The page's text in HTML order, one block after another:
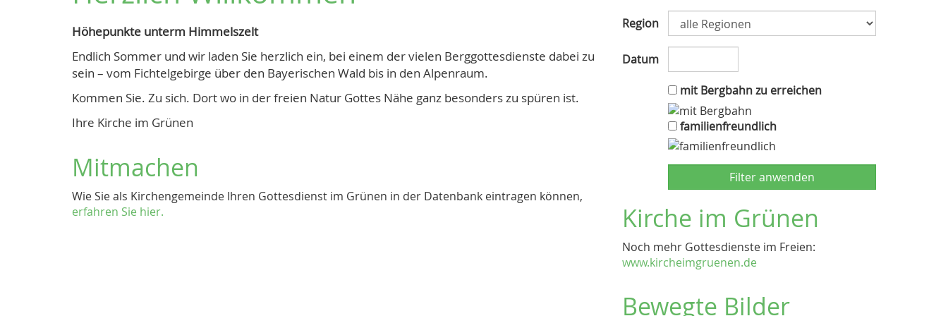
Höhepunkte unterm Himmelszelt
Endlich Sommer und wir laden Sie herzlich ein, bei einem der vielen Berggottesdienste dabei zu
sein – vom Fichtelgebirge über den Bayerischen Wald bis in den Alpenraum.
Kommen Sie. Zu sich. Dort wo in der freien Natur Gottes Nähe ganz besonders zu spüren ist.
Ihre Kirche im Grünen
Mitmachen
Wie Sie als Kirchengemeinde Ihren Gottesdienst im Grünen in der Datenbank eintragen können,
erfahren Sie hier.
Region
Datum
mit Bergbahn zu erreichen
familienfreundlich
Kirche im Grünen
Noch mehr Gottesdienste im Freien:
www.kircheimgruenen.de
Bewegte Bilder